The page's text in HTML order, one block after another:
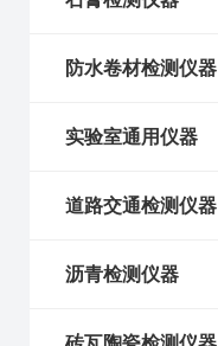
防水卷材检测仪器
实验室通用仪器
道路交通检测仪器
沥青检测仪器